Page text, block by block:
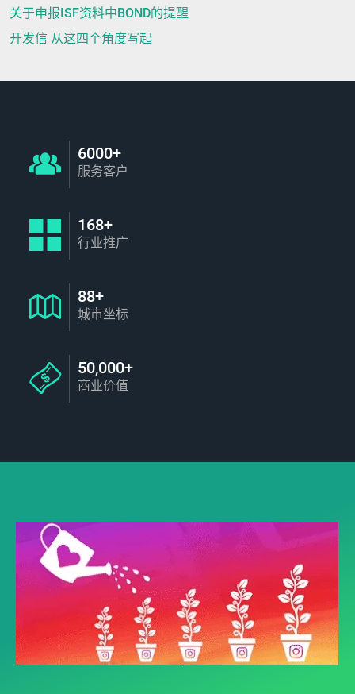
关于申报ISF资料中BOND的提醒
开发信 从这四个角度写起
6000+
服务客户
168+
行业推广
88+
城市坐标
50,000+
商业价值